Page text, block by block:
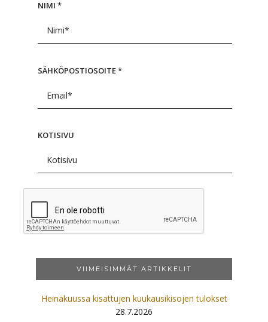
NIMI *
SÄHKÖPOSTIOSOITE*
KOTISIVU
VIIMEISIMMÄT ARTIKKELIT
Heinäkuussa kisattujen kuukausikisojen tulokset
28.7.2026